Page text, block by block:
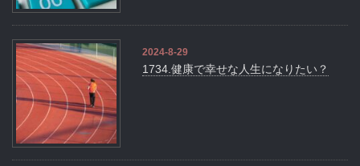
2024-8-29
1734.健康で幸せな人生になりたい？